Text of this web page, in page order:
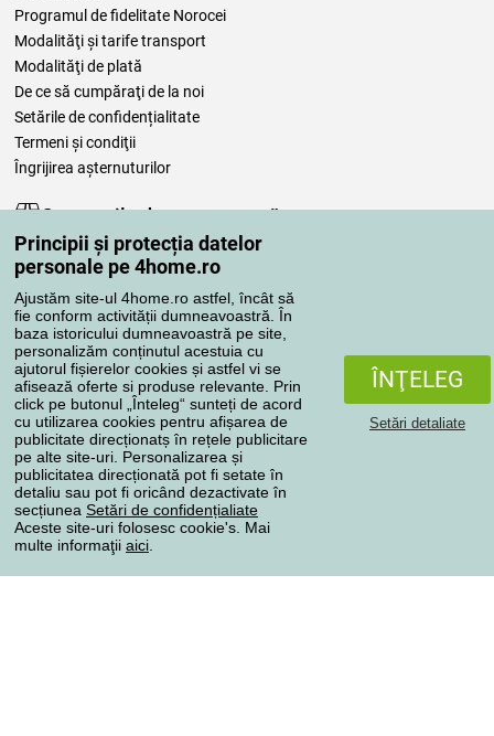
Principii și protecția datelor
personale pe 4home.ro
Ajustăm site-ul 4home.ro astfel, încât să
fie conform activității dumneavoastră. În
baza istoricului dumneavoastră pe site,
personalizăm conținutul acestuia cu
ajutorul fișierelor cookies și astfel vi se
afisează oferte si produse relevante. Prin
click pe butonul „Înteleg“ sunteți de acord
cu utilizarea cookies pentru afișarea de
publicitate direcționatș în rețele publicitare
pe alte site-uri. Personalizarea și
publicitatea direcționată pot fi setate în
detaliu sau pot fi oricând dezactivate în
secțiunea Setări de confidențialiate
Aceste site-uri folosesc cookie's. Mai
multe informaţii aici
ÎNŢELEG
Setări detaliate
Programul de fidelitate Norocei
Modalităţi şi tarife transport
Modalităţi de plată
De ce să cumpăraţi de la noi
Setările de confidențialitate
Termeni şi condiţii
Îngrijirea așternuturilor
Comenzile dumneavoastră
Contul meu
Revizuirea comenzilor
Reclamaţii
Retragere de la contract
Regulile de procesare a recenziilor
Metode de transport
Metode de plată